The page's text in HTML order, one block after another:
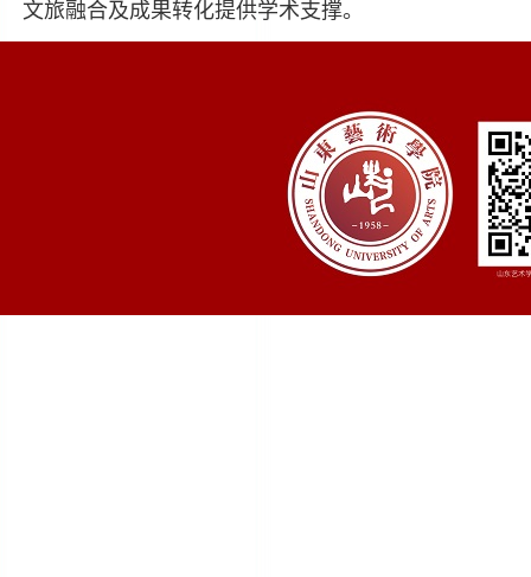
文旅融合及成果转化提供学术支撑。